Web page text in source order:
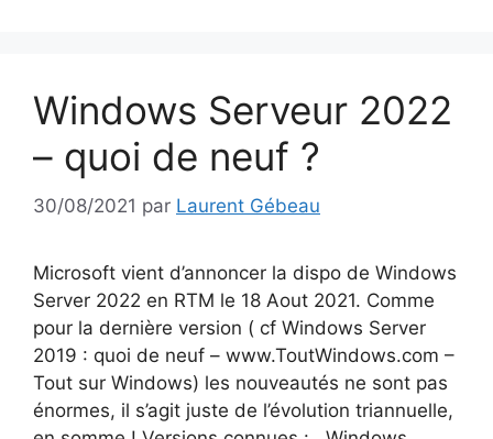
Windows Serveur 2022
– quoi de neuf ?
30/08/2021 par Laurent Gébeau
Microsoft vient d’annoncer la dispo de Windows
Server 2022 en RTM le 18 Aout 2021. Comme
pour la dernière version ( cf Windows Server
2019 : quoi de neuf – www.ToutWindows.com –
Tout sur Windows) les nouveautés ne sont pas
énormes, il s’agit juste de l’évolution triannuelle,